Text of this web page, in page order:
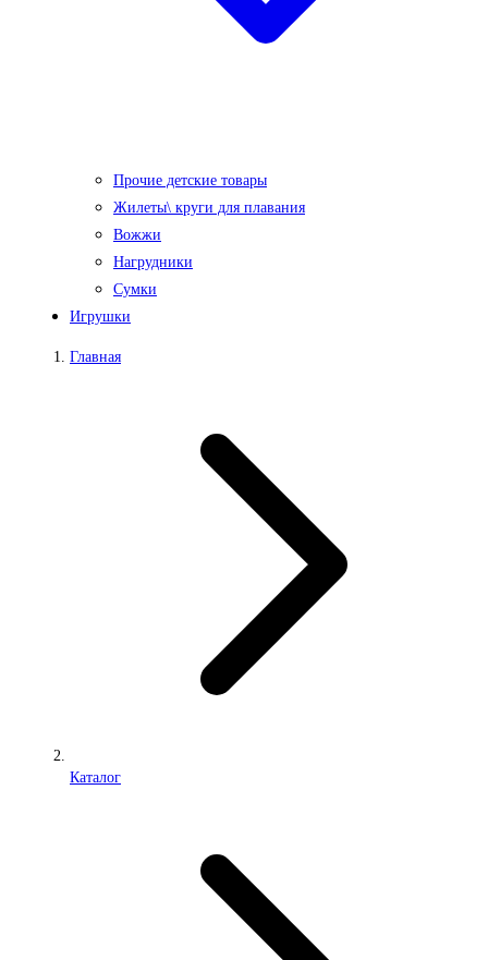
Прочие детские товары
Жилеты\ круги для плавания
Вожжи
Нагрудники
Сумки
Игрушки
Главная
Каталог